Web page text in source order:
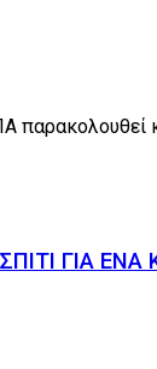
ΓΙΑ